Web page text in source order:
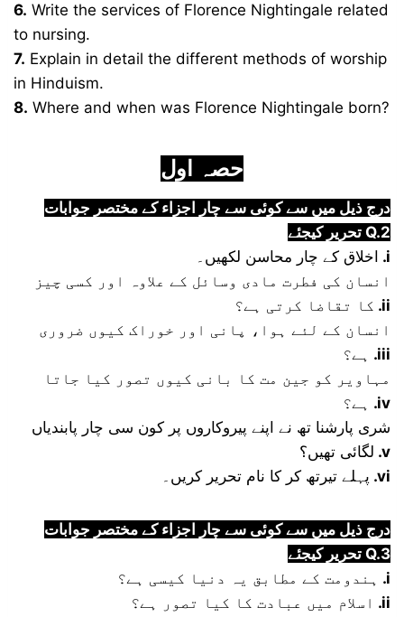
6. Write the services of Florence Nightingale related
to nursing.
7. Explain in detail the different methods of worship
in Hinduism.
8. Where and when was Florence Nightingale born?
حصہ اول
درج ذیل میں سے کوئی سے چار اجزاء کے مختصر جوابات
تحریر کیجئے Q.2
اخلاق کے چار محاسن لکھیں۔ .i
انسان کی فطرت مادی وسائل کے علاوہ اور کسی چیز
کا تقاضا کرتی ہے؟ .ii
انسان کے لئے ہوا، پانی اور خوراک کیوں ضروری
ہے؟ .iii
مہاویر کو جین مت کا بانی کیوں تصور کیا جاتا
ہے؟ .iv
شری پارشنا تھ نے اپنے پیروکاروں پر کون سی چار پابندیاں
لگائی تھیں؟ .v
پہلے تیرتھ کر کا نام تحریر کریں۔ .vi
درج ذیل میں سے کوئی سے چار اجزاء کے مختصر جوابات
تحریر کیجئے Q.3
ہندومت کے مطابق یہ دنیا کیسی ہے؟ .i
اسلام میں عبادت کا کیا تصور ہے؟ .ii